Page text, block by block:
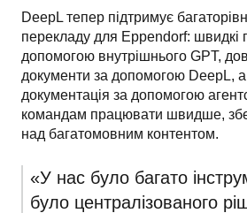
DeepL тепер підтримує
перекладу для Eppendorf: швидкі
допомогою внутрішнього GPT,
документи за допомогою DeepL,
документація за допомогою
командам працювати швидше,
над багатомовним контентом.
«У нас було багато
було централізованого